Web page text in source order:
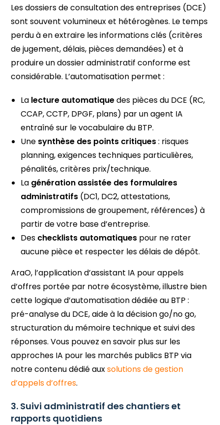
Les dossiers de consultation des entreprises (DCE)
sont souvent volumineux et hétérogènes. Le temps
perdu à en extraire les informations clés (critères
de jugement, délais, pièces demandées) et à
produire un dossier administratif conforme est
considérable. L’automatisation permet :
La lecture automatiquedes pièces du DCE (RC,
CCAP, CCTP, DPGF, plans) par un agent IA
entraîné sur le vocabulaire du BTP.
Une synthèse des points critiques: risques
planning, exigences techniques particulières,
pénalités, critères prix/technique.
La génération assistée des formulaires
administratifs (DC1, DC2, attestations,
compromissions de groupement, références) à
partir de votre base d’entreprise.
Des checklists automatiques pour ne rater
aucune pièce et respecter les délais de dépôt.
AraO, l’application d’assistant IA pour appels
d’offres portée par notre écosystème, illustre bien
cette logique d’automatisation dédiée au BTP :
pré-analyse du DCE, aide à la décision go/no go,
structuration du mémoire technique et suivi des
réponses. Vous pouvez en savoir plus sur les
approches IA pour les marchés publics BTP via
notre contenu dédié auxsolutions de gestion
d’appels d’offres.
3. Suivi administratif des chantiers et
rapports quotidiens